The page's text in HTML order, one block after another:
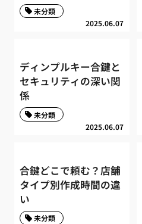
2025.06.07
未分類
ディンプルキー合鍵と
セキュリティの深い関
係
2025.06.07
未分類
合鍵どこで頼む？店舗
タイプ別作成時間の違
い
未分類